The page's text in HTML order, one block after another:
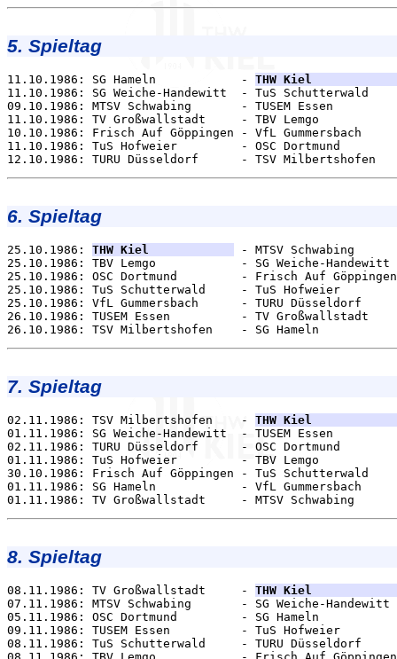
5. Spieltag
11.10.1986: SG Hameln            - THW Kiel
11.10.1986: SG Weiche-Handewitt  - TuS
09.10.1986: MTSV Schwabing       - TUSEM
11.10.1986: TV Großwallstadt     - TBV Lemgo
10.10.1986: Frisch Auf Göppingen - VfL
11.10.1986: TuS Hofweier         - OSC
6. Spieltag
25.10.1986: THW Kiel
- MTSV
25.10.1986: TBV Lemgo            - SG Weiche-
25.10.1986: OSC Dortmund         - Frisch Auf
25.10.1986: TuS Schutterwald     - TuS
25.10.1986: VfL Gummersbach      - TURU
26.10.1986: TUSEM Essen          - TV
7. Spieltag
02.11.1986: TSV Milbertshofen    - THW Kiel
01.11.1986: SG Weiche-Handewitt  - TUSEM
02.11.1986: TURU Düsseldorf      - OSC
01.11.1986: TuS Hofweier         - TBV Lemgo
30.10.1986: Frisch Auf Göppingen - TuS
01.11.1986: SG Hameln            - VfL
8. Spieltag
08.11.1986: TV Großwallstadt     - THW Kiel
07.11.1986: MTSV Schwabing       - SG Weiche-
05.11.1986: OSC Dortmund         - SG Hameln
09.11.1986: TUSEM Essen          - TuS
08.11.1986: TuS Schutterwald     - TURU